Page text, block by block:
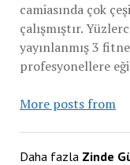
camiasında çok
çalışmıştır.
yayınlanmış 3
profesyonellere
More posts from
Daha fazla Zinde